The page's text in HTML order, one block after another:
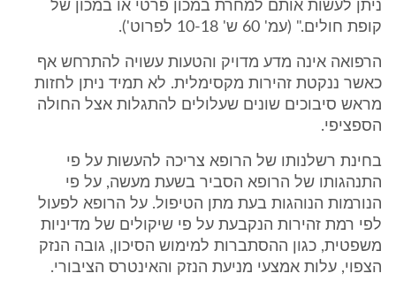
ניתן לעשות אותם למחרת במכון פרטי או במכון של
קופת חולים." (עמ' 60 ש' 10-18 לפרוט').
הרפואה אינה מדע מדויק והטעות עשויה להתרחש אף
כאשר ננקטת זהירות מקסימלית. לא תמיד ניתן לחזות
מראש סיבוכים שונים שעלולים להתגלות אצל החולה
הספציפי.
בחינת רשלנותו של הרופא צריכה להעשות על פי
התנהגותו של הרופא הסביר בשעת מעשה, על פי
הנורמות הנוהגות בעת מתן הטיפול. על הרופא לפעול
לפי רמת זהירות הנקבעת על פי שיקולים של מדיניות
משפטית, כגון ההסתברות למימוש הסיכון, גובה הנזק
הצפוי, עלות אמצעי מניעת הנזק והאינטרס הציבורי.